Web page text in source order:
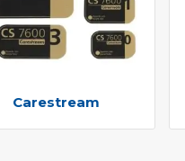
Carestream